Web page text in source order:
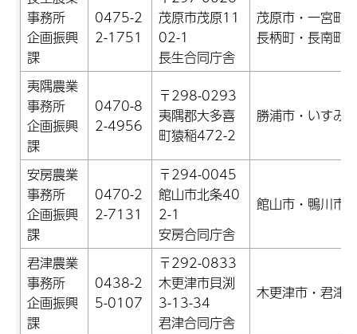
事務所
企画振興
課
0475-2
2-1751
茂原市茂原11
02-1
長生合同庁舎
茂原市・一宮町
長柄町・長南町
夷隅農業
事務所
企画振興
課
0470-8
2-4956
〒298-0293
夷隅郡大多喜
町猿稲472-2
勝浦市・いすみ
安房農業
事務所
企画振興
課
0470-2
2-7131
〒294-0045
館山市北条40
2-1
安房合同庁舎
館山市・鴨川市
君津農業
事務所
企画振興
課
0438-2
5-0107
〒292-0833
木更津市貝渕
3-13-34
君津合同庁舎
木更津市・君津